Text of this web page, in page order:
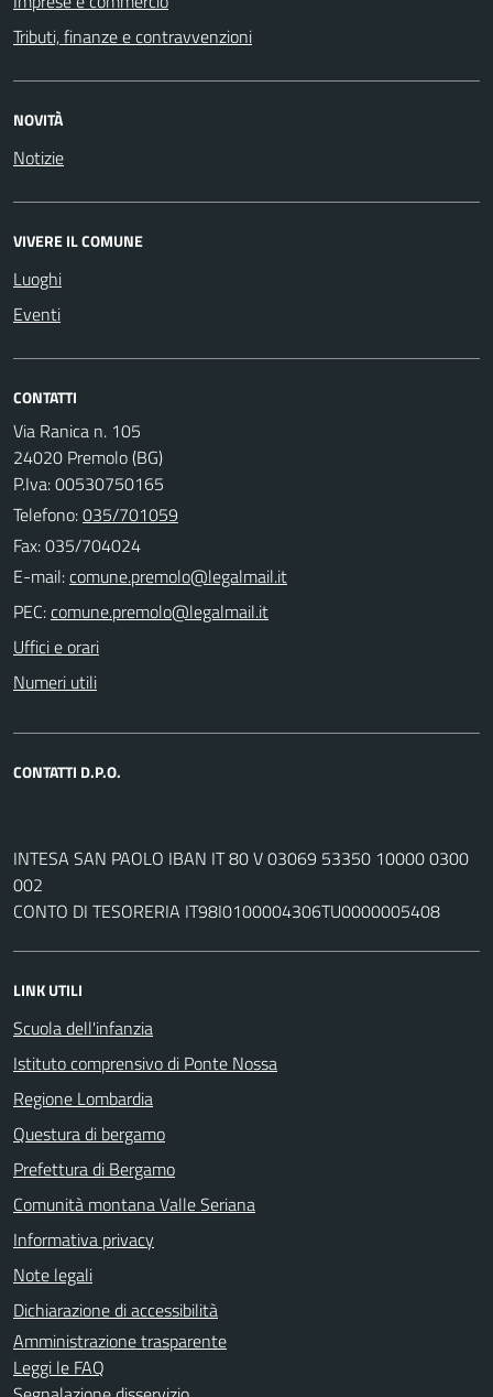
Tributi, finanze e contravvenzioni
NOVITÀ
Notizie
VIVERE IL COMUNE
Luoghi
Eventi
CONTATTI
Via Ranica n. 105
24020 Premolo (BG)
P.Iva: 00530750165
Telefono:035/701059
Fax: 035/704024
E-mail:
PEC:
Uffici e orari
Numeri utili
CONTATTI D.P.O.
INTESA SAN PAOLO IBAN IT 80 V 03069 53350 10000 0300
002
CONTO DI TESORERIA IT98I0100004306TU0000005408
LINK UTILI
Scuola dell'infanzia
Istituto comprensivo di Ponte Nossa
Regione Lombardia
Questura di bergamo
Prefettura di Bergamo
Comunità montana Valle Seriana
Informativa privacy
Note legali
Dichiarazione di accessibilità
Amministrazione trasparente
Leggi le FAQ